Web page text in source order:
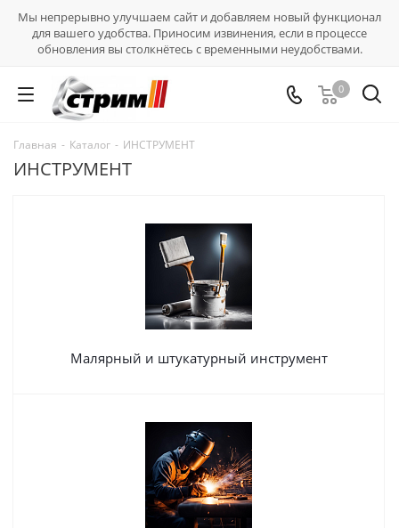
Мы непрерывно улучшаем сайт и добавляем новый функционал
для вашего удобства. Приносим извинения, если в процессе
обновления вы столкнётесь с временными неудобствами.
0
Главная - Каталог - ИНСТРУМЕНТ
ИНСТРУМЕНТ
Малярный и штукатурный инструмент